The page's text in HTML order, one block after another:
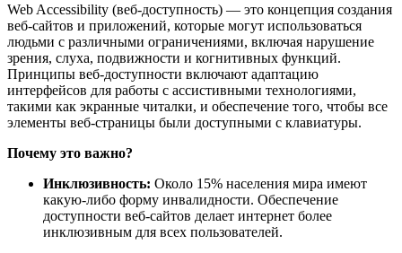
Web Accessibility (веб-доступность) — это концепция создания
веб-сайтов и приложений, которые могут использоваться
людьми с различными ограничениями, включая нарушение
зрения, слуха, подвижности и когнитивных функций.
Принципы веб-доступности включают адаптацию
интерфейсов для работы с ассистивными технологиями,
такими как экранные читалки, и обеспечение того, чтобы все
элементы веб-страницы были доступными с клавиатуры.
Почему это важно?
Инклюзивность: Около 15% населения мира имеют
какую-либо форму инвалидности. Обеспечение
доступности веб-сайтов делает интернет более
инклюзивным для всех пользователей.